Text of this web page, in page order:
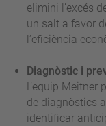
elimini l’excés
un salt a favor
l’eficiència
Diagnòstic i
L’equip
de diagnòstics
identificar